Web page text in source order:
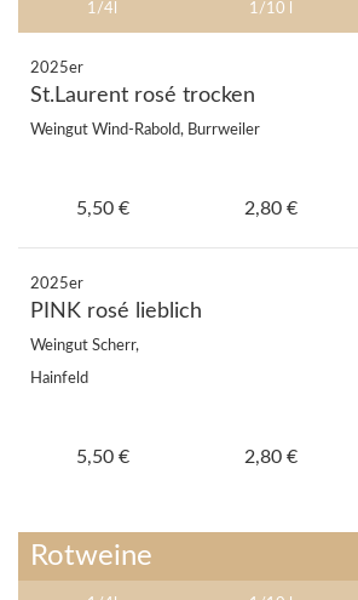
1/4l 1/10 l
2025er
St.Laurent rosé trocken
Weingut Wind-Rabold, Burrweiler
5,50 € 2,80 €
2025er
PINK rosé lieblich
Weingut Scherr,
Hainfeld
5,50 € 2,80 €
Rotweine